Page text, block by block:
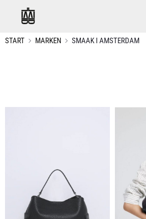
START MARKEN SMAAK I AMSTERDAM